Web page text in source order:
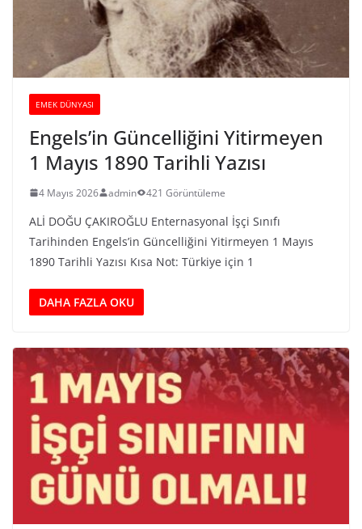
EMEK DÜNYASI
Engels’in Güncelliğini Yitirmeyen
1 Mayıs 1890 Tarihli Yazısı
4 Mayıs 2026 admin 421 Görüntüleme
ALİ DOĞU ÇAKIROĞLU Enternasyonal İşçi Sınıfı
Tarihinden Engels’in Güncelliğini Yitirmeyen 1 Mayıs
1890 Tarihli Yazısı Kısa Not: Türkiye için 1
DAHA FAZLA OKU